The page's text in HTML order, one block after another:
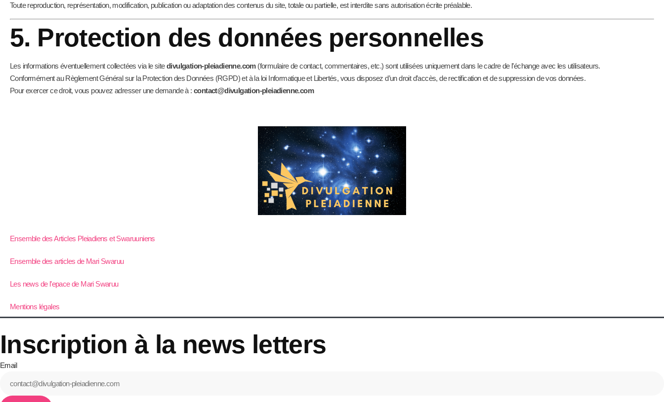
Toute reproduction, représentation, modification, publication ou adaptation des contenus du site, totale ou partielle, est interdite sans autorisation écrite préalable.
5. Protection des données personnelles
Les informations éventuellement collectées via le sitedivulgation-pleiadienne.com(formulaire de contact, commentaires, etc.) sont utilisées uniquement dans le cadre de l’échange avec les utilisateurs.
Conformément au Règlement Général sur la Protection des Données (RGPD) et à la loi Informatique et Libertés, vous disposez d’un droit d’accès, de rectification et de suppression de vos données.
Pour exercer ce droit, vous pouvez adresser une demande à : contact@divulgation-pleiadienne.com
Ensemble des Articles Pleiadiens et Swaruuniens
Ensemble des articles de Mari Swaruu
Les news de l’epace de Mari Swaruu
Mentions légales
Inscription à la news letters
Email